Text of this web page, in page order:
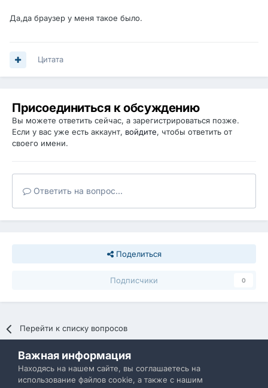
Да,да браузер у меня такое было.
Цитата
Присоединиться к обсуждению
Вы можете ответить сейчас, а зарегистрироваться позже.
Если у вас уже есть аккаунт, войдите, чтобы ответить от
своего имени.
Ответить на вопрос...
Поделиться
Подписчики 0
Перейти к списку вопросов
Политика конфиденциальности Обратная связь
IBResource
Важная информация
Находясь на нашем сайте, вы соглашаетесь на
использование файлов cookie, а также с нашим